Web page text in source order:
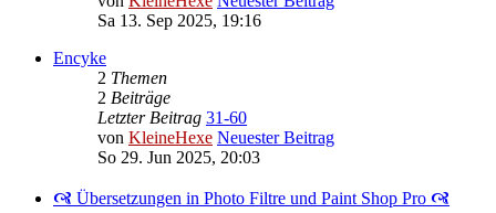
Sa 13. Sep 2025, 19:16
Encyke
2 Themen
2 Beiträge
Letzter Beitrag 31-60
von KleineHexe Neuester Beitrag
So 29. Jun 2025, 20:03
🙧 Übersetzungen in Photo Filtre und Paint Shop Pro 🙧